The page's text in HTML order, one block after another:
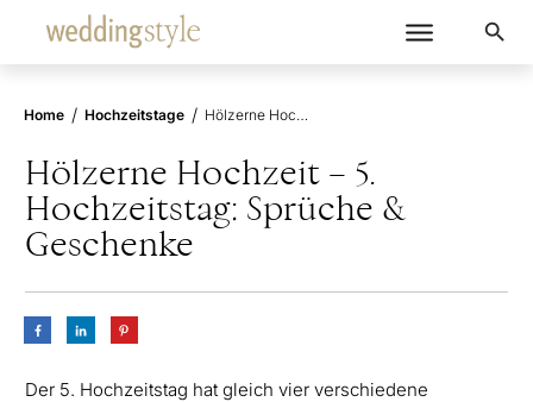
Home / Hochzeitstage / Hölzerne Hochzeit – 5. Hochzeitstag: Sprüche & Geschenke
Hölzerne Hochzeit – 5.
Hochzeitstag: Sprüche &
Geschenke
Der 5. Hochzeitstag hat gleich vier verschiedene